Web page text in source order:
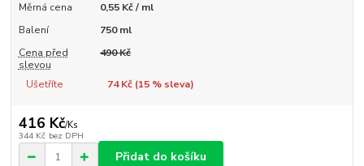
Měrná cena
0,55 Kč / ml
Balení
750 ml
Cena před
slevou
490 Kč
Ušetříte 74 Kč (15% sleva)
416 Kč/Ks
344 Kč bez DPH
Přidat do košíku